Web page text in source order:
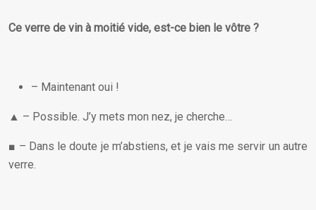
Ce verre de vin à moitié vide, est-ce bien le vôtre ?
– Maintenant oui !
▲ – Possible. J’y mets mon nez, je cherche…
■ – Dans le doute je m’abstiens, et je vais me servir un autre
verre.